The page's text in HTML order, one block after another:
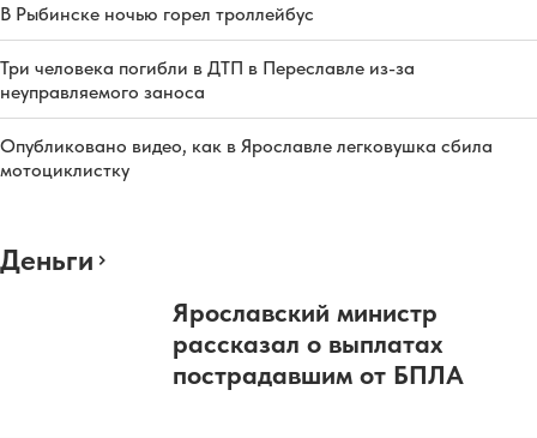
В Рыбинске ночью горел троллейбус
Три человека погибли в ДТП в Переславле из-за
неуправляемого заноса
Опубликовано видео, как в Ярославле легковушка сбила
мотоциклистку
Деньги
Ярославский министр
рассказал о выплатах
пострадавшим от БПЛА